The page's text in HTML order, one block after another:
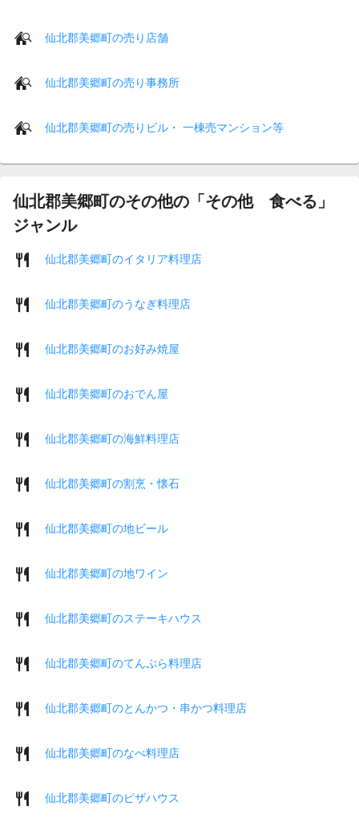
仙北郡美郷町の売り店舗
仙北郡美郷町の売り事務所
仙北郡美郷町の売りビル・ 一棟売マンション等
仙北郡美郷町のその他の「その他 食べる」
ジャンル
仙北郡美郷町のイタリア料理店
仙北郡美郷町のうなぎ料理店
仙北郡美郷町のお好み焼屋
仙北郡美郷町のおでん屋
仙北郡美郷町の海鮮料理店
仙北郡美郷町の割烹・懐石
仙北郡美郷町の地ビール
仙北郡美郷町の地ワイン
仙北郡美郷町のステーキハウス
仙北郡美郷町のてんぷら料理店
仙北郡美郷町のとんかつ・串かつ料理店
仙北郡美郷町のなべ料理店
仙北郡美郷町のピザハウス